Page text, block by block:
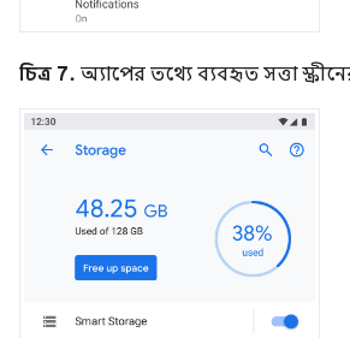
চিত্র 7. অ্যাপের তথ্যে ব্যবহৃত সত্তা